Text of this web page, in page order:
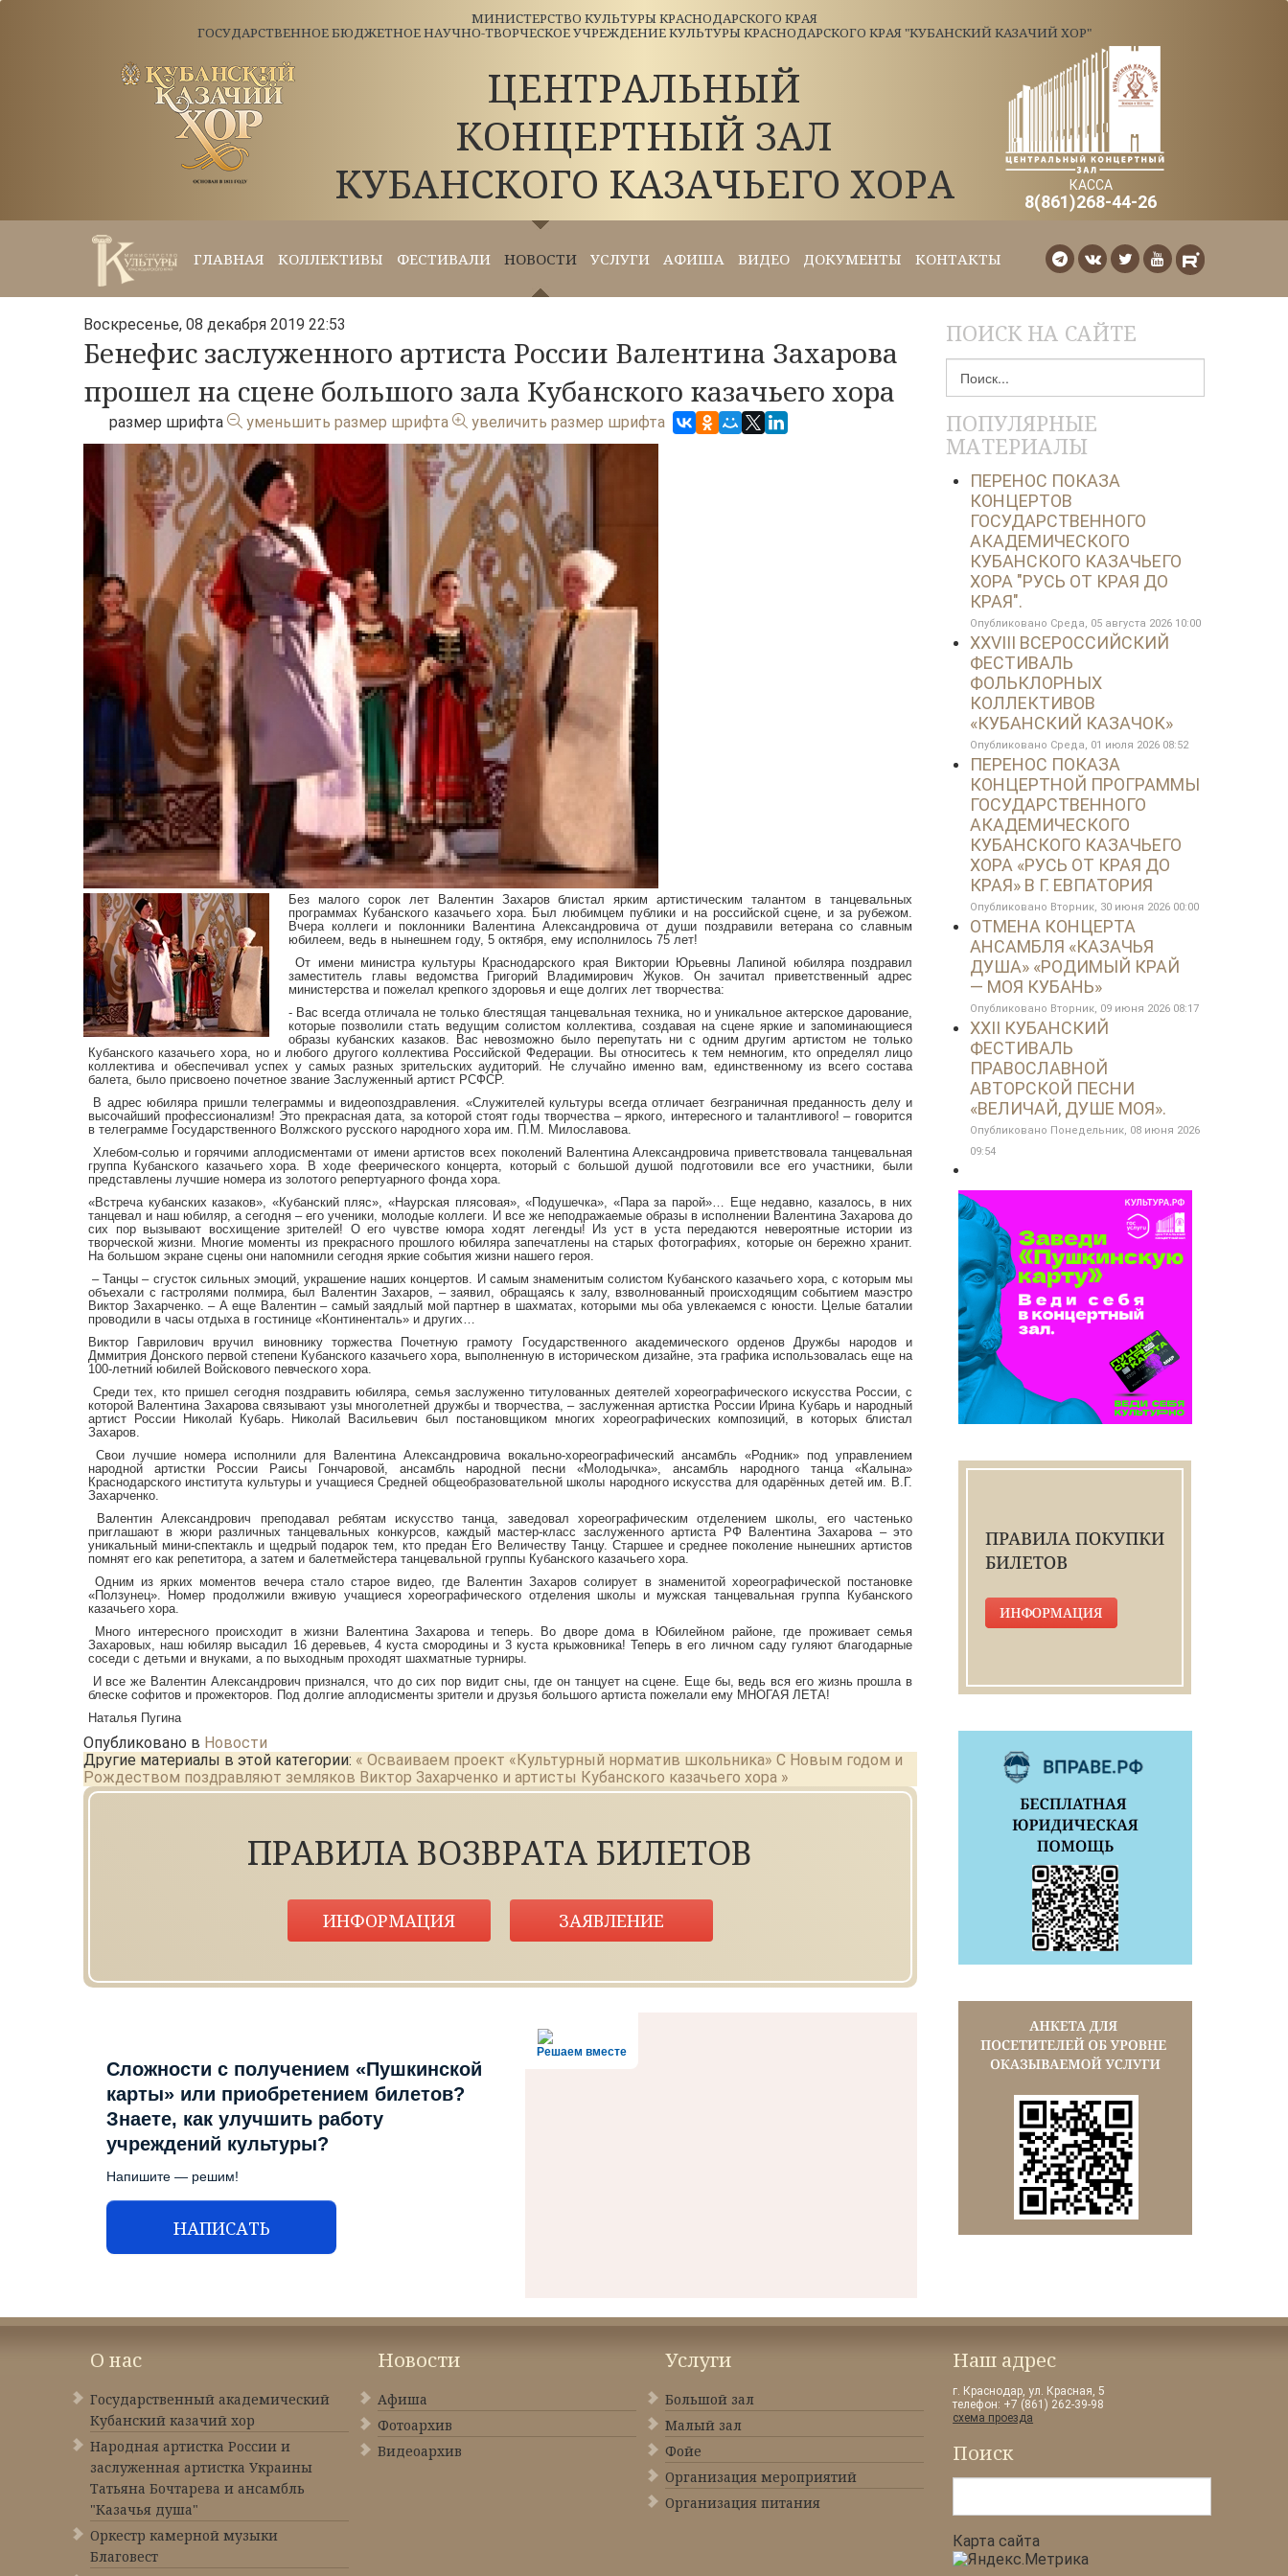
МИНИСТЕРСТВО КУЛЬТУРЫ КРАСНОДАРСКОГО КРАЯ
ГОСУДАРСТВЕННОЕ БЮДЖЕТНОЕ НАУЧНО-ТВОРЧЕСКОЕ УЧРЕЖДЕНИЕ КУЛЬТУРЫ КРАСНОДАРСКОГО КРАЯ "КУБАНСКИЙ КАЗАЧИЙ ХОР"
ЦЕНТРАЛЬНЫЙ
КОНЦЕРТНЫЙ ЗАЛ
КУБАНСКОГО КАЗАЧЬЕГО ХОРА
КАССА
8(861)268-44-26
ГЛАВНАЯ КОЛЛЕКТИВЫ ФЕСТИВАЛИ НОВОСТИ УСЛУГИ АФИША ВИДЕО ДОКУМЕНТЫ КОНТАКТЫ
Воскресенье, 08 декабря 2019 22:53
Бенефис заслуженного артиста России Валентина Захарова
прошел на сцене большого зала Кубанского казачьего хора
размер шрифта уменьшить размер шрифта увеличить размер шрифта
Без малого сорок лет Валентин Захаров блистал ярким артистическим талантом в танцевальных
программах Кубанского казачьего хора. Был любимцем публики и на российской сцене, и за рубежом.
Вчера коллеги и поклонники Валентина Александровича от души поздравили ветерана со славным
юбилеем, ведь в нынешнем году, 5 октября, ему исполнилось 75 лет!
От имени министра культуры Краснодарского края Виктории Юрьевны Лапиной юбиляра поздравил
заместитель главы ведомства Григорий Владимирович Жуков. Он зачитал приветственный адрес
министерства и пожелал крепкого здоровья и еще долгих лет творчества:
- Вас всегда отличала не только блестящая танцевальная техника, но и уникальное актерское дарование,
которые позволили стать ведущим солистом коллектива, создавая на сцене яркие и запоминающиеся
образы кубанских казаков. Вас невозможно было перепутать ни с одним другим артистом не только
Кубанского казачьего хора, но и любого другого коллектива Российской Федерации. Вы относитесь к тем немногим, кто определял лицо
коллектива и обеспечивал успех у самых разных зрительских аудиторий. Не случайно именно вам, единственному из всего состава
балета, было присвоено почетное звание Заслуженный артист РСФСР.
В адрес юбиляра пришли телеграммы и видеопоздравления. «Служителей культуры всегда отличает безграничная преданность делу и
высочайший профессионализм! Это прекрасная дата, за которой стоят годы творчества – яркого, интересного и талантливого! – говорится
в телеграмме Государственного Волжского русского народного хора им. П.М. Милославова.
Хлебом-солью и горячими аплодисментами от имени артистов всех поколений Валентина Александровича приветствовала танцевальная
группа Кубанского казачьего хора. В ходе феерического концерта, который с большой душой подготовили все его участники, были
представлены лучшие номера из золотого репертуарного фонда хора.
«Встреча кубанских казаков», «Кубанский пляс», «Наурская плясовая», «Подушечка», «Пара за парой»… Еще недавно, казалось, в них
танцевал и наш юбиляр, а сегодня – его ученики, молодые коллеги. И все же неподражаемые образы в исполнении Валентина Захарова до
сих пор вызывают восхищение зрителей! О его чувстве юмора ходят легенды! Из уст в уста передаются невероятные истории из
творческой жизни. Многие моменты из прекрасного прошлого юбиляра запечатлены на старых фотографиях, которые он бережно хранит.
На большом экране сцены они напомнили сегодня яркие события жизни нашего героя.
– Танцы – сгусток сильных эмоций, украшение наших концертов. И самым знаменитым солистом Кубанского казачьего хора, с которым мы
объехали с гастролями полмира, был Валентин Захаров, – заявил, обращаясь к залу, взволнованный происходящим событием маэстро
Виктор Захарченко. – А еще Валентин – самый заядлый мой партнер в шахматах, которыми мы оба увлекаемся с юности. Целые баталии
проводили в часы отдыха в гостинице «Континенталь» и других…
Виктор Гаврилович вручил виновнику торжества Почетную грамоту Государственного академического орденов Дружбы народов и
Дммитрия Донского первой степени Кубанского казачьего хора, выполненную в историческом дизайне, эта графика использовалась еще на
100-летний юбилей Войскового певческого хора.
Среди тех, кто пришел сегодня поздравить юбиляра, семья заслуженно титулованных деятелей хореографического искусства России, с
которой Валентина Захарова связывают узы многолетней дружбы и творчества, – заслуженная артистка России Ирина Кубарь и народный
артист России Николай Кубарь. Николай Васильевич был постановщиком многих хореографических композиций, в которых блистал
Захаров.
Свои лучшие номера исполнили для Валентина Александровича вокально-хореографический ансамбль «Родник» под управлением
народной артистки России Раисы Гончаровой, ансамбль народной песни «Молодычка», ансамбль народного танца «Калына»
Краснодарского института культуры и учащиеся Средней общеобразовательной школы народного искусства для одарённых детей им. В.Г.
Захарченко.
Валентин Александрович преподавал ребятам искусство танца, заведовал хореографическим отделением школы, его частенько
приглашают в жюри различных танцевальных конкурсов, каждый мастер-класс заслуженного артиста РФ Валентина Захарова – это
уникальный мини-спектакль и щедрый подарок тем, кто предан Его Величеству Танцу. Старшее и среднее поколение нынешних артистов
помнят его как репетитора, а затем и балетмейстера танцевальной группы Кубанского казачьего хора.
Одним из ярких моментов вечера стало старое видео, где Валентин Захаров солирует в знаменитой хореографической постановке
«Ползунец». Номер продолжили вживую учащиеся хореографического отделения школы и мужская танцевальная группа Кубанского
казачьего хора.
Много интересного происходит в жизни Валентина Захарова и теперь. Во дворе дома в Юбилейном районе, где проживает семья
Захаровых, наш юбиляр высадил 16 деревьев, 4 куста смородины и 3 куста крыжовника! Теперь в его личном саду гуляют благодарные
соседи с детьми и внуками, а по выходным проходят шахматные турниры.
И все же Валентин Александрович признался, что до сих пор видит сны, где он танцует на сцене. Еще бы, ведь вся его жизнь прошла в
блеске софитов и прожекторов. Под долгие аплодисменты зрители и друзья большого артиста пожелали ему МНОГАЯ ЛЕТА!
Наталья Пугина
Опубликовано в Новости
Другие материалы в этой категории: « Осваиваем проект «Культурный норматив школьника» С Новым годом и
Рождеством поздравляют земляков Виктор Захарченко и артисты Кубанского казачьего хора »
ПРАВИЛА ВОЗВРАТА БИЛЕТОВ
ИНФОРМАЦИЯ ЗАЯВЛЕНИЕ
Решаем вместе
Сложности с получением «Пушкинской
карты» или приобретением билетов?
Знаете, как улучшить работу
учреждений культуры?
Напишите — решим!
НАПИСАТЬ
ПОИСК НА САЙТЕ
ПОПУЛЯРНЫЕ
МАТЕРИАЛЫ
ПЕРЕНОС ПОКАЗА
КОНЦЕРТОВ
ГОСУДАРСТВЕННОГО
АКАДЕМИЧЕСКОГО
КУБАНСКОГО КАЗАЧЬЕГО
ХОРА "РУСЬ ОТ КРАЯ ДО
КРАЯ".
Опубликовано Среда, 05 августа 2026 10:00
XXVIII ВСЕРОССИЙСКИЙ
ФЕСТИВАЛЬ
ФОЛЬКЛОРНЫХ
КОЛЛЕКТИВОВ
«КУБАНСКИЙ КАЗАЧОК»
Опубликовано Среда, 01 июля 2026 08:52
ПЕРЕНОС ПОКАЗА
КОНЦЕРТНОЙ ПРОГРАММЫ
ГОСУДАРСТВЕННОГО
АКАДЕМИЧЕСКОГО
КУБАНСКОГО КАЗАЧЬЕГО
ХОРА «РУСЬ ОТ КРАЯ ДО
КРАЯ» В Г. ЕВПАТОРИЯ
Опубликовано Вторник, 30 июня 2026 00:00
ОТМЕНА КОНЦЕРТА
АНСАМБЛЯ «КАЗАЧЬЯ
ДУША» «РОДИМЫЙ КРАЙ
— МОЯ КУБАНЬ»
Опубликовано Вторник, 09 июня 2026 08:17
XXII КУБАНСКИЙ
ФЕСТИВАЛЬ
ПРАВОСЛАВНОЙ
АВТОРСКОЙ ПЕСНИ
«ВЕЛИЧАЙ, ДУШЕ МОЯ».
Опубликовано Понедельник, 08 июня 2026
09:54
О нас
Государственный академический
Кубанский казачий хор
Народная артистка России и
заслуженная артистка Украины
Татьяна Бочтарева и ансамбль
"Казачья душа"
Оркестр камерной музыки
Благовест
Новости
Афиша
Фотоархив
Видеоархив
Услуги
Большой зал
Малый зал
Фойе
Организация мероприятий
Организация питания
Наш адрес
г. Краснодар, ул. Красная, 5
телефон: +7 (861) 262-39-98
схема проезда
Поиск
Карта сайта